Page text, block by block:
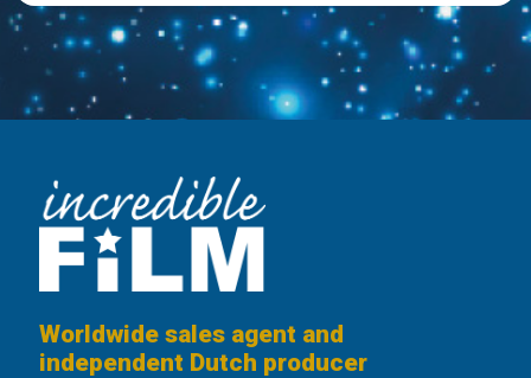
Worldwide sales agent and
independent Dutch producer